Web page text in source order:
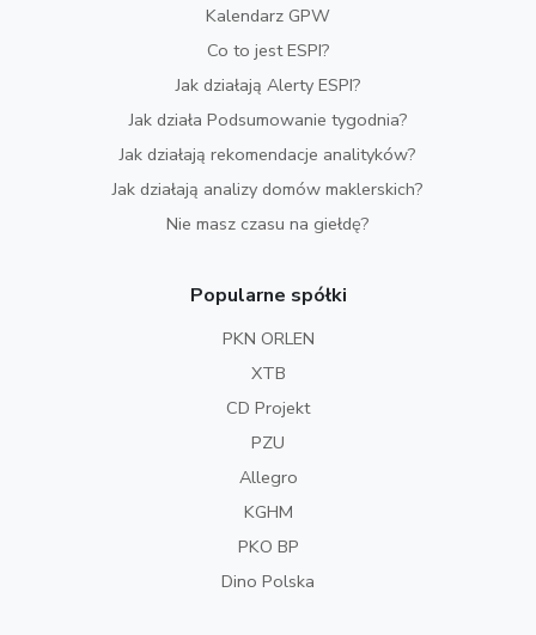
Kalendarz GPW
Co to jest ESPI?
Jak działają Alerty ESPI?
Jak działa Podsumowanie tygodnia?
Jak działają rekomendacje analityków?
Jak działają analizy domów maklerskich?
Nie masz czasu na giełdę?
Popularne spółki
PKN ORLEN
XTB
CD Projekt
PZU
Allegro
KGHM
PKO BP
Dino Polska